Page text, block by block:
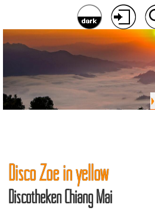
Disco Zoe in yellow
Discotheken Chiang Mai